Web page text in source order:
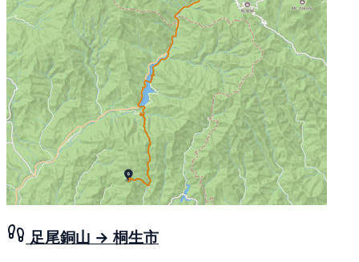
足尾銅山 → 桐生市